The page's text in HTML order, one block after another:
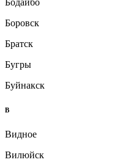
Бодайбо
Боровск
Братск
Бугры
Буйнакск
В
Видное
Вилюйск